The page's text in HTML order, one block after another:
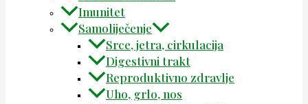
Imunitet
Samoliječenje
Srce, jetra, cirkulacija
Digestivni trakt
Reproduktivno zdravlje
Uho, grlo, nos